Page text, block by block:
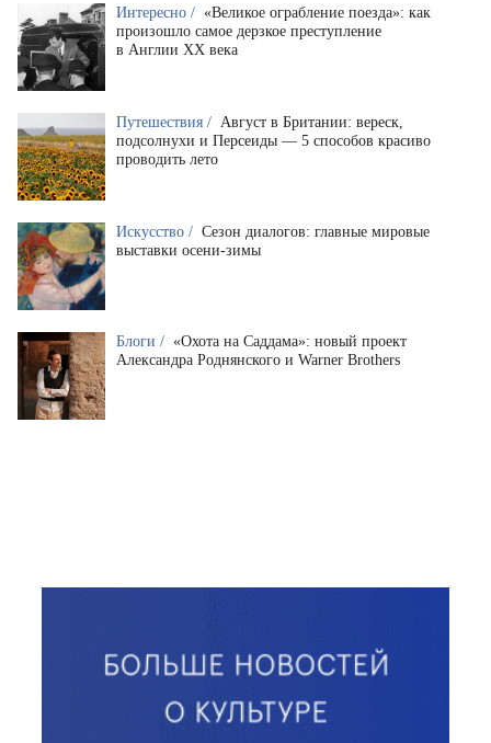
Интересно / «Великое ограбление поезда»: как
произошло самое дерзкое преступление
в Англии XX века
Путешествия / Август в Британии: вереск,
подсолнухи и Персеиды — 5 способов красиво
проводить лето
Искусство / Сезон диалогов: главные мировые
выставки осени-зимы
Блоги / «Охота на Саддама»: новый проект
Александра Роднянского и Warner Brothers